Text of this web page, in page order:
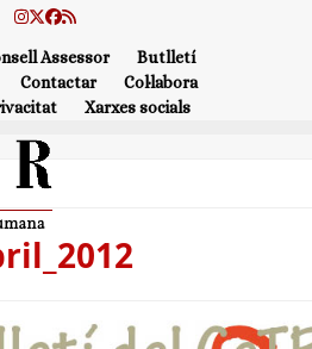
Instagram
Twitter
Facebook
RSS
Assessor
Butlletí
Contactar
Col·labora
Xarxes socials